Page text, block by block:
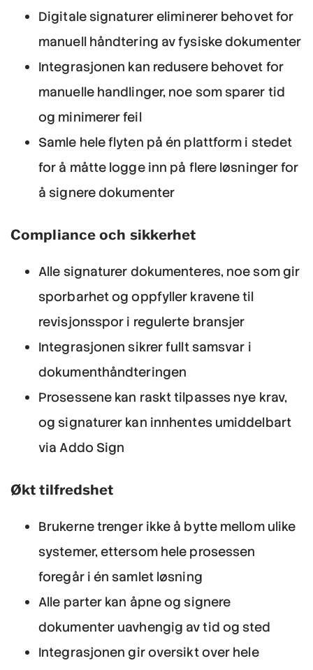
Digitale signaturer eliminerer behovet for
manuell håndtering av fysiske dokumenter
Integrasjonen kan redusere behovet for
manuelle handlinger, noe som sparer tid
og minimerer feil
Samle hele flyten på én plattform i stedet
for å måtte logge inn på flere løsninger for
å signere dokumenter
Compliance och sikkerhet
Alle signaturer dokumenteres, noe som gir
sporbarhet og oppfyller kravene til
revisjonsspor i regulerte bransjer
Integrasjonen sikrer fullt samsvar i
dokumenthåndteringen
Prosessene kan raskt tilpasses nye krav,
og signaturer kan innhentes umiddelbart
via Addo Sign
Økt tilfredshet
Brukerne trenger ikke å bytte mellom ulike
systemer, ettersom hele prosessen
foregår i én samlet løsning
Alle parter kan åpne og signere
dokumenter uavhengig av tid og sted
Integrasjonen gir oversikt over hele